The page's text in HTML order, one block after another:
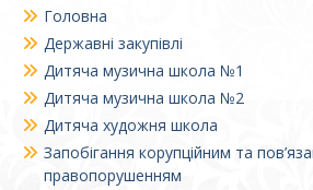
Головна
Державні закупівлі
Дитяча музична школа №1
Дитяча музична школа №2
Дитяча художня школа
Запобігання корупційним та
правопорушенням